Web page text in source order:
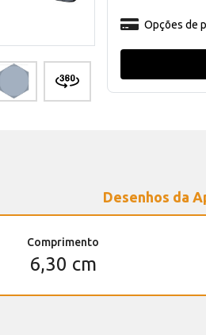
Opções de
Desenhos da
Comprimento
6,30 cm